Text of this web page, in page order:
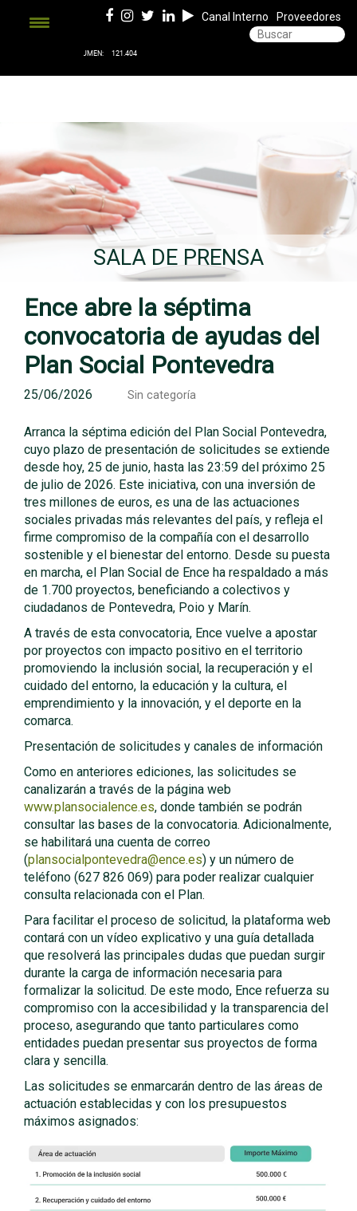
Canal Interno Proveedores
SALA DE PRENSA
Ence abre la séptima
convocatoria de ayudas del
Plan Social Pontevedra
25/06/2026 Sin categoría
Arranca la séptima edición del Plan Social Pontevedra,
cuyo plazo de presentación de solicitudes se extiende
desde hoy, 25 de junio, hasta las 23:59 del próximo 25
de julio de 2026. Este iniciativa, con una inversión de
tres millones de euros, es una de las actuaciones
sociales privadas más relevantes del país, y refleja el
firme compromiso de la compañía con el desarrollo
sostenible y el bienestar del entorno. Desde su puesta
en marcha, el Plan Social de Ence ha respaldado a más
de 1.700 proyectos, beneficiando a colectivos y
ciudadanos de Pontevedra, Poio y Marín.
A través de esta convocatoria, Ence vuelve a apostar
por proyectos con impacto positivo en el territorio
promoviendo la inclusión social, la recuperación y el
cuidado del entorno, la educación y la cultura, el
emprendimiento y la innovación, y el deporte en la
comarca.
Presentación de solicitudes y canales de información
Como en anteriores ediciones, las solicitudes se
canalizarán a través de la página web
www.plansocialence.es, donde también se podrán
consultar las bases de la convocatoria. Adicionalmente,
se habilitará una cuenta de correo
(plansocialpontevedra@ence.es) y un número de
teléfono (627 826 069) para poder realizar cualquier
consulta relacionada con el Plan.
Para facilitar el proceso de solicitud, la plataforma web
contará con un vídeo explicativo y una guía detallada
que resolverá las principales dudas que puedan surgir
durante la carga de información necesaria para
formalizar la solicitud. De este modo, Ence refuerza su
compromiso con la accesibilidad y la transparencia del
proceso, asegurando que tanto particulares como
entidades puedan presentar sus proyectos de forma
clara y sencilla.
Las solicitudes se enmarcarán dentro de las áreas de
actuación establecidas y con los presupuestos
máximos asignados: